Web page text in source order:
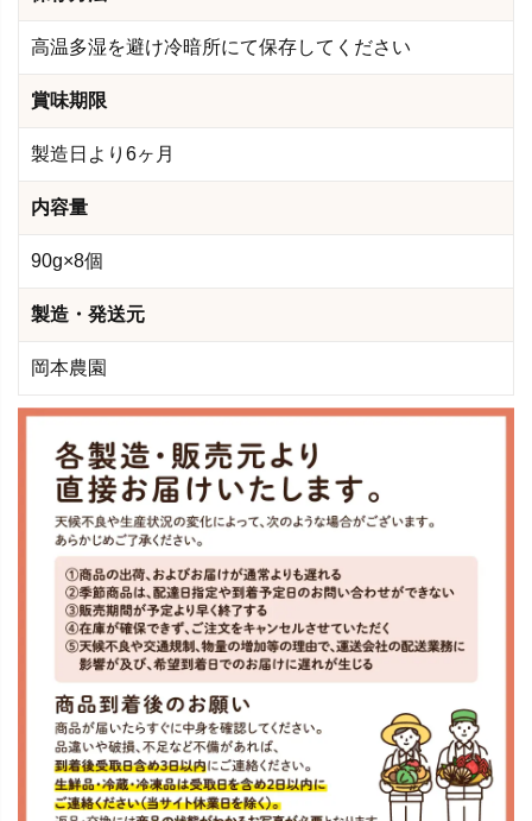
高温多湿を避け冷暗所にて保存してください
賞味期限
製造日より6ヶ月
内容量
90g×8個
製造・発送元
岡本農園